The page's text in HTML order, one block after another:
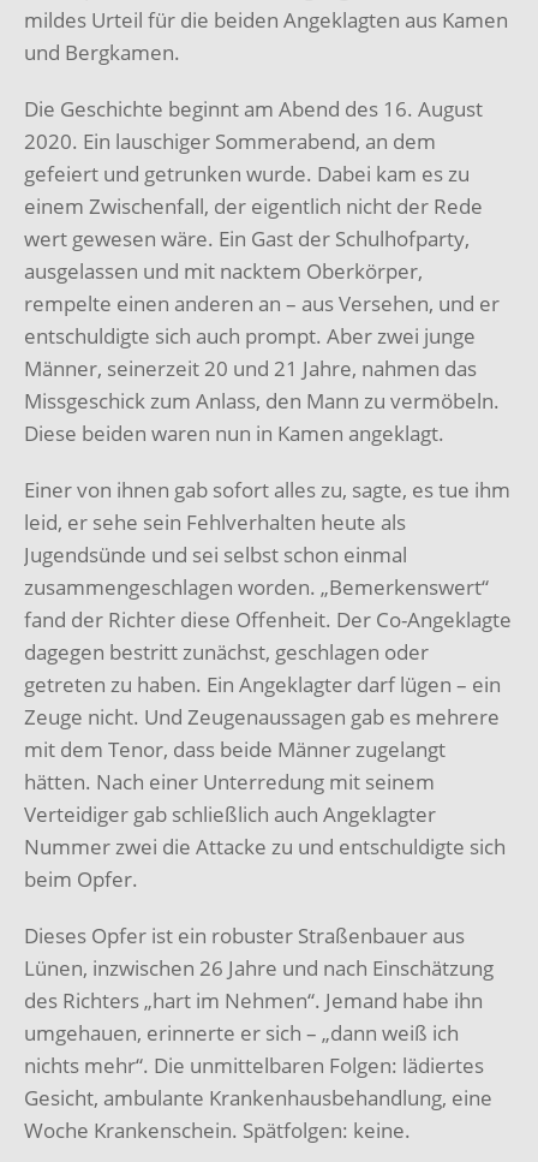
mildes Urteil für die beiden Angeklagten aus Kamen
und Bergkamen.
Die Geschichte beginnt am Abend des 16. August
2020. Ein lauschiger Sommerabend, an dem
gefeiert und getrunken wurde. Dabei kam es zu
einem Zwischenfall, der eigentlich nicht der Rede
wert gewesen wäre. Ein Gast der Schulhofparty,
ausgelassen und mit nacktem Oberkörper,
rempelte einen anderen an – aus Versehen, und er
entschuldigte sich auch prompt. Aber zwei junge
Männer, seinerzeit 20 und 21 Jahre, nahmen das
Missgeschick zum Anlass, den Mann zu vermöbeln.
Diese beiden waren nun in Kamen angeklagt.
Einer von ihnen gab sofort alles zu, sagte, es tue ihm
leid, er sehe sein Fehlverhalten heute als
Jugendsünde und sei selbst schon einmal
zusammengeschlagen worden. „Bemerkenswert“
fand der Richter diese Offenheit. Der Co-Angeklagte
dagegen bestritt zunächst, geschlagen oder
getreten zu haben. Ein Angeklagter darf lügen – ein
Zeuge nicht. Und Zeugenaussagen gab es mehrere
mit dem Tenor, dass beide Männer zugelangt
hätten. Nach einer Unterredung mit seinem
Verteidiger gab schließlich auch Angeklagter
Nummer zwei die Attacke zu und entschuldigte sich
beim Opfer.
Dieses Opfer ist ein robuster Straßenbauer aus
Lünen, inzwischen 26 Jahre und nach Einschätzung
des Richters „hart im Nehmen“. Jemand habe ihn
umgehauen, erinnerte er sich – „dann weiß ich
nichts mehr“. Die unmittelbaren Folgen: lädiertes
Gesicht, ambulante Krankenhausbehandlung, eine
Woche Krankenschein. Spätfolgen: keine.